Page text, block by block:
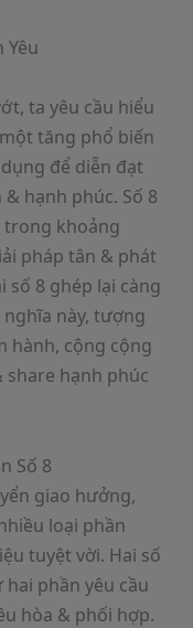
Yêu
ta yêu cầu hiểu
tăng phổ biến
để diễn đạt
hạnh phúc. Số 8
trong khoảng
pháp tân & phát
số 8 ghép lại càng
này, tượng
hành, cộng cộng
hạnh phúc
Số 8
giao hưởng,
loại phần
tuyệt vời. Hai số
hai phần yêu cầu
hòa & phối hợp.